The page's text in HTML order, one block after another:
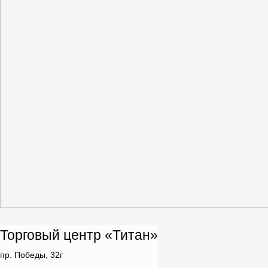
Торговый центр «Титан»
пр. Победы, 32г